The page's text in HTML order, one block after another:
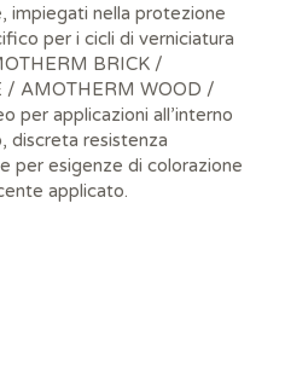
impiegati nella protezione
per i cicli di verniciatura
BRICK /
/ AMOTHERM WOOD /
per applicazioni all’interno
discreta resistenza
per esigenze di colorazione
applicato.